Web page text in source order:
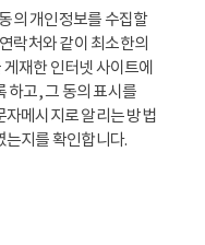
의 개인정보를 수집할
락처와 같이 최소한의
재한 인터넷 사이트에
하고, 그 동의 표시를
메시지로 알리는 방법
지를 확인합니다.